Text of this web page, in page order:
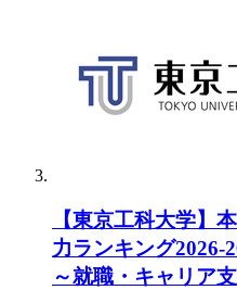
【東京工科大学】
力ランキング2026-
～就職・キャリア